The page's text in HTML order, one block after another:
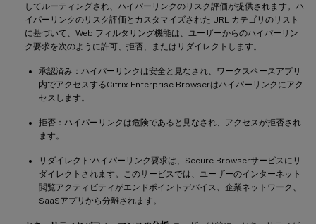
してルーティングされ、ハイパーリンクのリスク評価が提供されます。ハ
イパーリンクのリスク評価とカスタマイズされた URL カテゴリのリスト
に基づいて、Web フィルタリング機能は、ユーザーからのハイパーリン
ク要求を次のように許可、拒否、またはリダイレクトします。
承認済み：ハイパーリンクは安全と見なされ、ワークスペースアプリ
内でアクセスするCitrix Enterprise Browserはハイパーリンクにアク
セスします。
拒否：ハイパーリンクは危険であると見なされ、アクセスが拒否され
ます。
リダイレクト:ハイパーリンク要求は、Secure Browserサービスにリ
ダイレクトされます。このサービスでは、ユーザーのインターネット
閲覧アクティビティがエンドポイントデバイス、企業ネットワーク、
SaaSアプリから分離されます。